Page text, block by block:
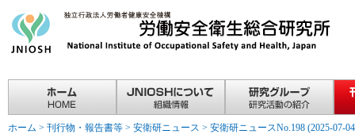
ホーム > 刊行物・報告書等 > 安衛研ニュース > 安衛研ニュースNo.198 (2025-07-